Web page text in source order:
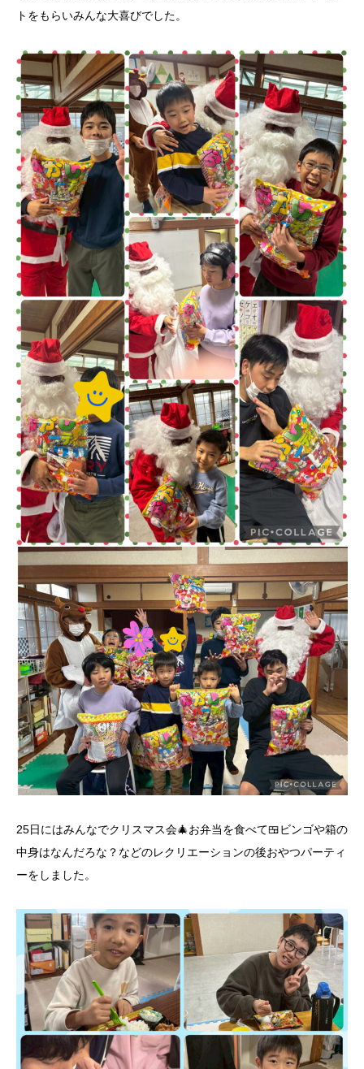
トをもらいみんな大喜びでした。
25日にはみんなでクリスマス会🎄お弁当を食べて🍱ビンゴや箱の
中身はなんだろな？などのレクリエーションの後おやつパーティ
ーをしました。